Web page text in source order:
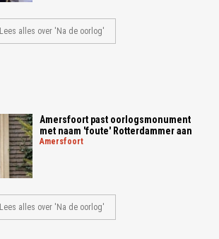
Lees alles over 'Na de oorlog'
Amersfoort past oorlogsmonument
met naam 'foute' Rotterdammer aan
amersfoort
Lees alles over 'Na de oorlog'